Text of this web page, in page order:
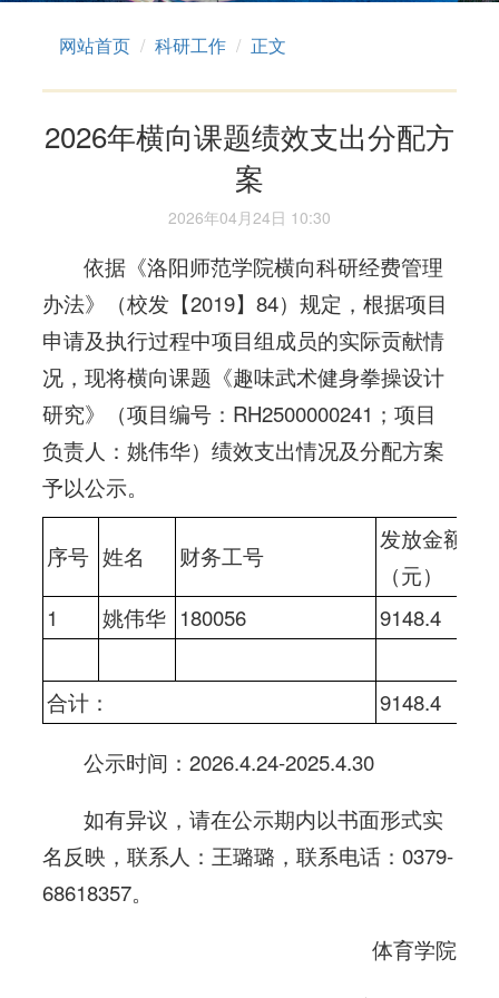
网站首页 科研工作 正文
2026年横向课题绩效支出分配方
案
2026年04月24日 10:30
依据《洛阳师范学院横向科研经费管理
办法》（校发【2019】84）规定，根据项目
申请及执行过程中项目组成员的实际贡献情
况，现将横向课题《趣味武术健身拳操设计
研究》（项目编号：RH2500000241；项目
负责人：姚伟华）绩效支出情况及分配方案
予以公示。
序号 姓名 财务工号
发放金额
（元）
1
姚伟华 180056 9148.4
合计： 9148.4
公示时间：2026.4.24-2025.4.30
如有异议，请在公示期内以书面形式实
名反映，联系人：王璐璐，联系电话：0379-
68618357。
体育学院